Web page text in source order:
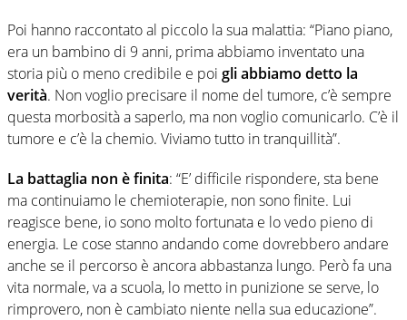
Poi hanno raccontato al piccolo la sua malattia: “Piano piano,
era un bambino di 9 anni, prima abbiamo inventato una
storia più o meno credibile e poi gli abbiamo detto la
verità. Non voglio precisare il nome del tumore, c’è sempre
questa morbosità a saperlo, ma non voglio comunicarlo. C’è il
tumore e c’è la chemio. Viviamo tutto in tranquillità”.
La battaglia non è finita: “E’ difficile rispondere, sta bene
ma continuiamo le chemioterapie, non sono finite. Lui
reagisce bene, io sono molto fortunata e lo vedo pieno di
energia. Le cose stanno andando come dovrebbero andare
anche se il percorso è ancora abbastanza lungo. Però fa una
vita normale, va a scuola, lo metto in punizione se serve, lo
rimprovero, non è cambiato niente nella sua educazione”.